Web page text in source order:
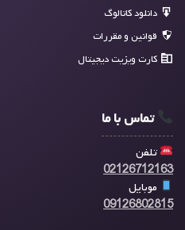
دانلود کاتالوگ
قوانین و مقررات
کارت ویزیت دیجیتال
تماس با ما
تلفن
02126712163
موبایل
09126802815